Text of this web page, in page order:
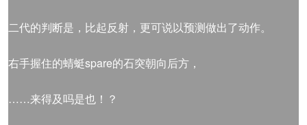
二代的判断是，比起反射，更可说以预测做出了动作。
右手握住的蜻蜓spare的石突朝向后方，
……来得及吗是也！？